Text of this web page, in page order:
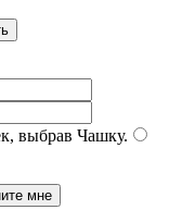
выбрав Чашку.